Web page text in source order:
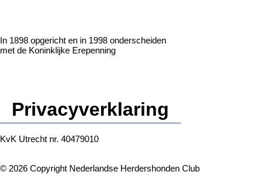
In 1898 opgericht en in 1998 onderscheiden
met de Koninklijke Erepenning
Privacyverklaring
KvK Utrecht nr. 40479010
© 2026 Copyright Nederlandse Herdershonden Club